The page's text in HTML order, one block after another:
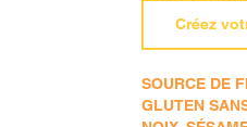
Créez
SOURCE DE
GLUTEN